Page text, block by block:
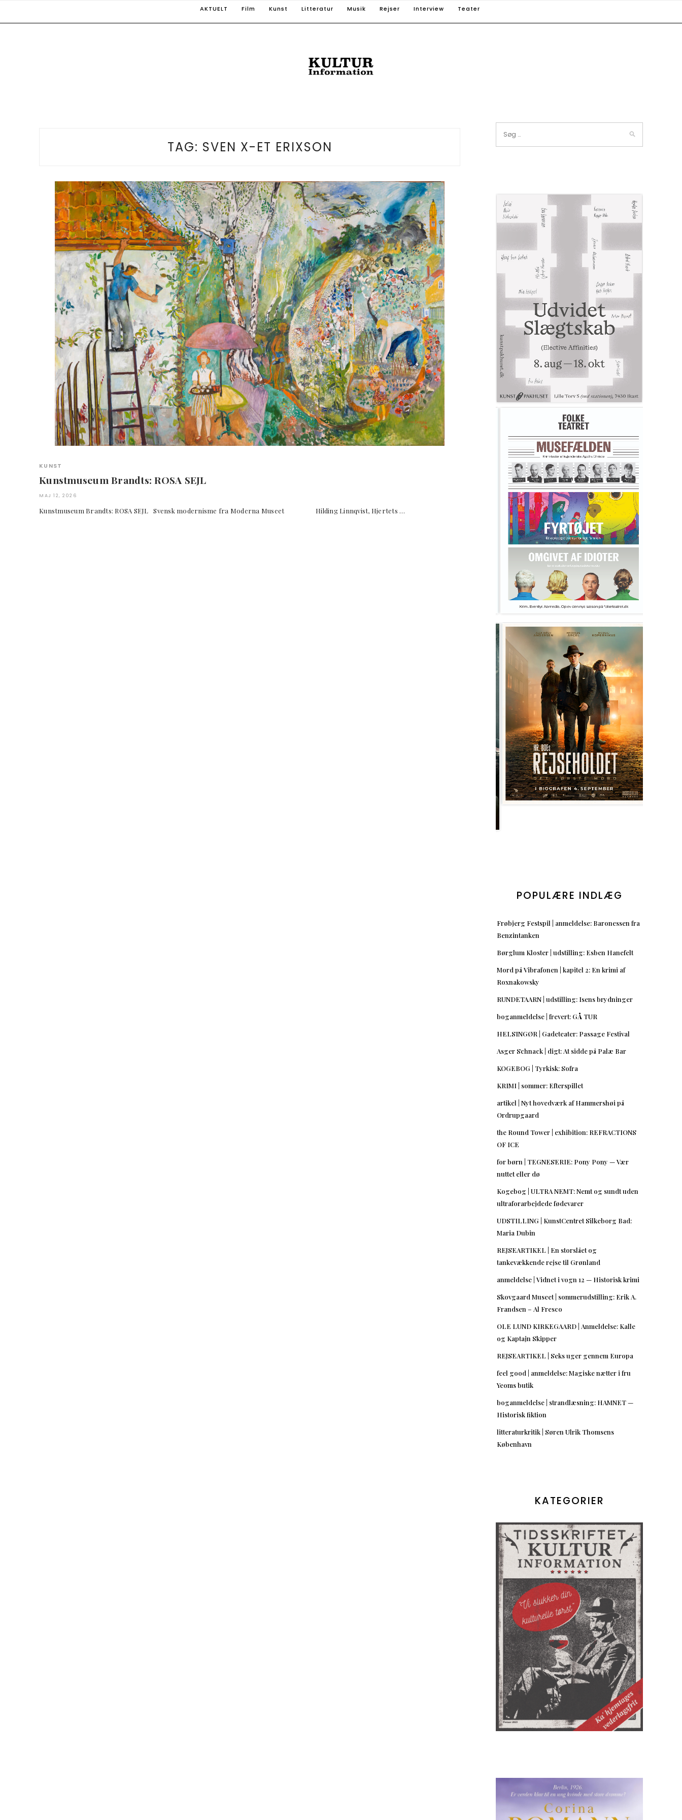
AKTUELT Film Kunst Litteratur Musik Rejser Interview Teater
TAG: SVEN X-ET ERIXSON
KUNST
Kunstmuseum Brandts: ROSA SEJL
MAJ 12, 2026
Kunstmuseum Brandts: ROSA SEJL Svensk modernisme fra Moderna Museet Hilding Linnqvist, Hjertets …
POPULÆRE INDLÆG
Frøbjerg Festspil | anmeldelse: Baronessen fra
Benzintanken
Børglum Kloster | udstilling: Esben Hanefelt
Mord på Vibrafonen | kapitel 2: En krimi af
Roxnakowsky
RUNDETAARN | udstilling: Isens brydninger
boganmeldelse | frevert: GÅ TUR
HELSINGØR | Gadeteater: Passage Festival
Asger Schnack | digt: At sidde på Palæ Bar
KOGEBOG | Tyrkisk: Sofra
KRIMI | sommer: Efterspillet
artikel | Nyt hovedværk af Hammershøi på
Ordrupgaard
the Round Tower | exhibition: REFRACTIONS
OF ICE
for børn | TEGNESERIE: Pony Pony — Vær
nuttet eller dø
Kogebog | ULTRA NEMT: Nemt og sundt uden
ultraforarbejdede fødevarer
UDSTILLING | KunstCentret Silkeborg Bad:
Maria Dubin
REJSEARTIKEL | En storslået og
tankevækkende rejse til Grønland
anmeldelse | Vidnet i vogn 12 — Historisk krimi
Skovgaard Museet | sommerudstilling: Erik A.
Frandsen – Al Fresco
OLE LUND KIRKEGAARD | Anmeldelse: Kalle
og Kaptajn Skipper
REJSEARTIKEL | Seks uger gennem Europa
feel good | anmeldelse: Magiske nætter i fru
Yeoms butik
boganmeldelse | strandlæsning: HAMNET —
Historisk fiktion
litteraturkritik | Søren Ulrik Thomsens
København
KATEGORIER